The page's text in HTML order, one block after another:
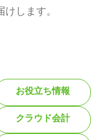
します。
お役立ち情報
クラウド会計